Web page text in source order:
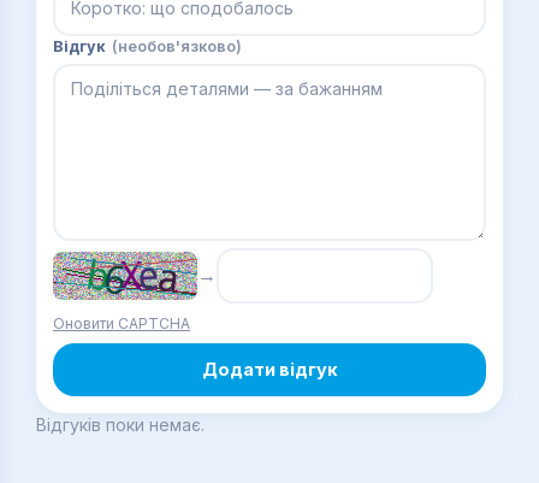
Відгук (необов'язково)
→
Оновити CAPTCHA
Додати відгук
Відгуків поки немає.